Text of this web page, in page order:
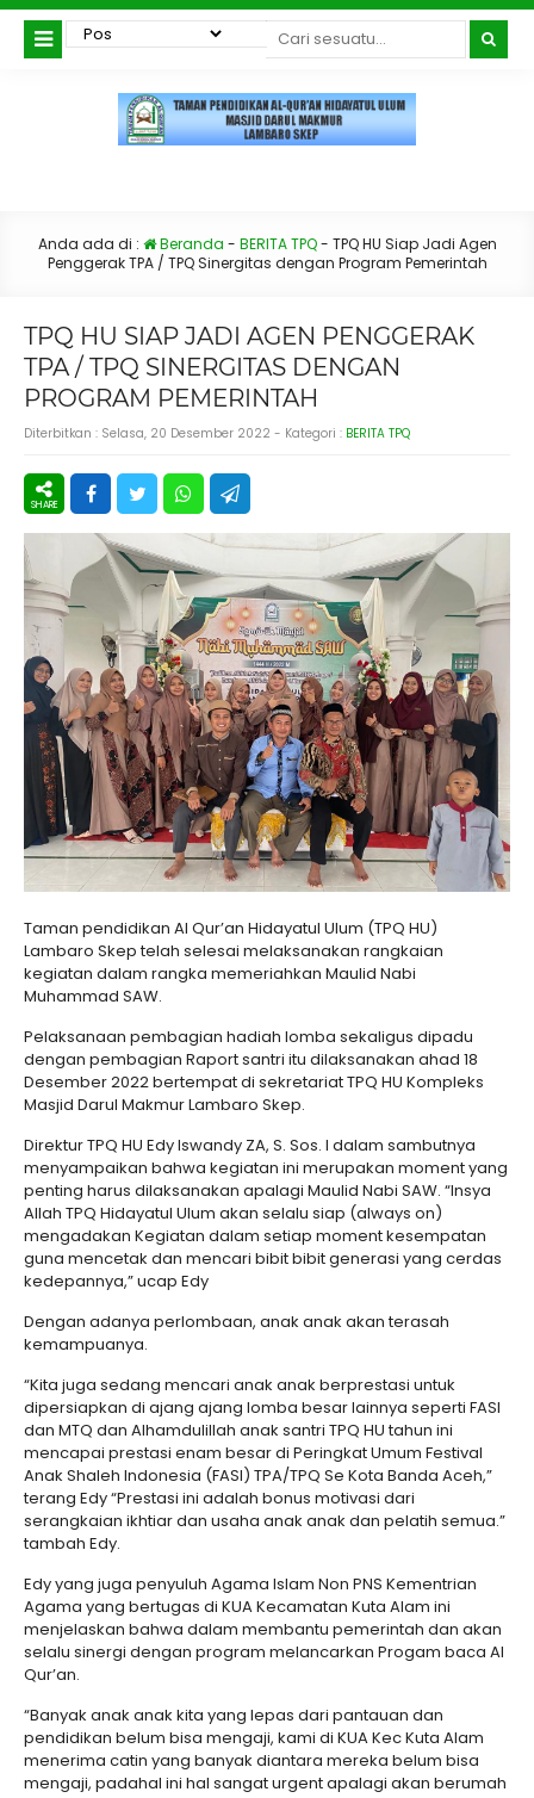
Anda ada di : Beranda - BERITA TPQ- TPQ HU Siap Jadi Agen
Penggerak TPA / TPQ Sinergitas dengan Program Pemerintah
TPQ HU SIAP JADI AGEN PENGGERAK
TPA / TPQ SINERGITAS DENGAN
PROGRAM PEMERINTAH
Diterbitkan : Selasa, 20 Desember 2022 - Kategori : BERITA TPQ
Taman pendidikan Al Qur’an Hidayatul Ulum (TPQ HU)
Lambaro Skep telah selesai melaksanakan rangkaian
kegiatan dalam rangka memeriahkan Maulid Nabi
Muhammad SAW.
Pelaksanaan pembagian hadiah lomba sekaligus dipadu
dengan pembagian Raport santri itu dilaksanakan ahad 18
Desember 2022 bertempat di sekretariat TPQ HU Kompleks
Masjid Darul Makmur Lambaro Skep.
Direktur TPQ HU Edy Iswandy ZA, S. Sos. I dalam sambutnya
menyampaikan bahwa kegiatan ini merupakan moment yang
penting harus dilaksanakan apalagi Maulid Nabi SAW. “Insya
Allah TPQ Hidayatul Ulum akan selalu siap (always on)
mengadakan Kegiatan dalam setiap moment kesempatan
guna mencetak dan mencari bibit bibit generasi yang cerdas
kedepannya,” ucap Edy
Dengan adanya perlombaan, anak anak akan terasah
kemampuanya.
“Kita juga sedang mencari anak anak berprestasi untuk
dipersiapkan di ajang ajang lomba besar lainnya seperti FASI
dan MTQ dan Alhamdulillah anak santri TPQ HU tahun ini
mencapai prestasi enam besar di Peringkat Umum Festival
Anak Shaleh Indonesia (FASI) TPA/TPQ Se Kota Banda Aceh,”
terang Edy “Prestasi ini adalah bonus motivasi dari
serangkaian ikhtiar dan usaha anak anak dan pelatih semua.”
tambah Edy.
Edy yang juga penyuluh Agama Islam Non PNS Kementrian
Agama yang bertugas di KUA Kecamatan Kuta Alam ini
menjelaskan bahwa dalam membantu pemerintah dan akan
selalu sinergi dengan program melancarkan Progam baca Al
Qur’an.
“Banyak anak anak kita yang lepas dari pantauan dan
pendidikan belum bisa mengaji, kami di KUA Kec Kuta Alam
menerima catin yang banyak diantara mereka belum bisa
mengaji, padahal ini hal sangat urgent apalagi akan berumah